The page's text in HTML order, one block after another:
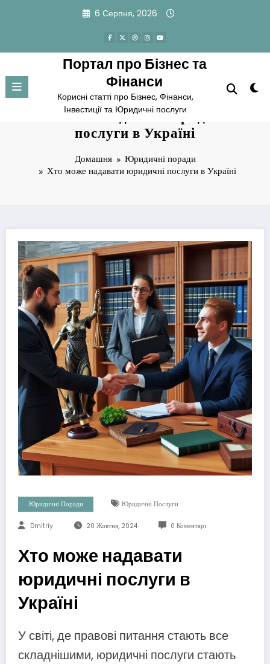
6 Серпня, 2026
Портал про Бізнес та
Фінанси
Корисні статті про Бізнес, Фінанси,
Інвестиції та Юридичні послуги
Хто може надавати юридичні
послуги в Україні
Домашня
Юридичні поради
Хто може надавати юридичні послуги в Україні
Юридичні Поради Юридичні Послуги
Dmitriy 20 Жовтня, 2024 0 Коментарі
Хто може надавати
юридичні послуги в
Україні
У світі, де правові питання стають все
складнішими, юридичні послуги стають